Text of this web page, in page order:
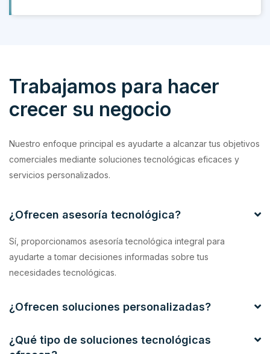
Trabajamos para hacer
crecer su negocio
Nuestro enfoque principal es ayudarte a alcanzar tus objetivos
comerciales mediante soluciones tecnológicas eficaces y
servicios personalizados.
¿Ofrecen asesoría tecnológica?
Sí, proporcionamos asesoría tecnológica integral para
ayudarte a tomar decisiones informadas sobre tus
necesidades tecnológicas.
¿Ofrecen soluciones personalizadas?
¿Qué tipo de soluciones tecnológicas